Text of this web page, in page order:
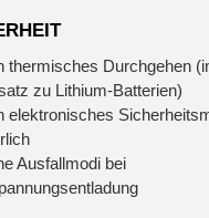
thermisches Durchgehen
zu Lithium-Batterien)
elektronisches
Ausfallmodi bei